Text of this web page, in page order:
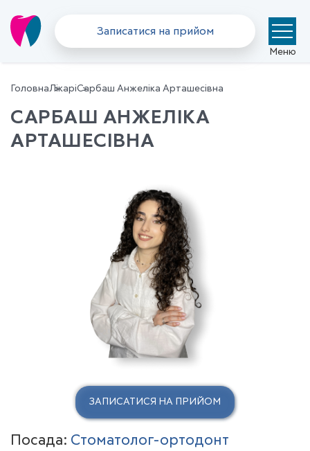
Записатися на прийом
Меню
ГоловнаЛікаріСарбаш Анжеліка Арташесівна
САРБАШ АНЖЕЛІКА
АРТАШЕСІВНА
Посада: Стоматолог-ортодонт
ЗАПИСАТИСЯ НА ПРИЙОМ